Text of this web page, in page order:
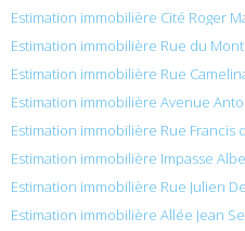
Estimation immobilière Cité Roger
Estimation immobilière Rue du
Estimation immobilière Rue
Estimation immobilière Avenue
Estimation immobilière Rue Francis
Estimation immobilière Impasse
Estimation immobilière Rue Julien
Estimation immobilière Allée Jean